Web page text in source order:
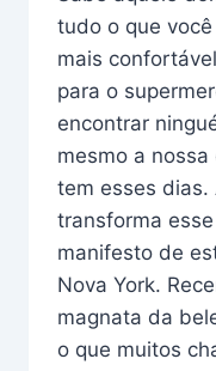
tudo o que
mais
para o
encontrar
mesmo a nossa
tem esses dias.
transforma
manifesto de
Nova York.
magnata da
o que muitos